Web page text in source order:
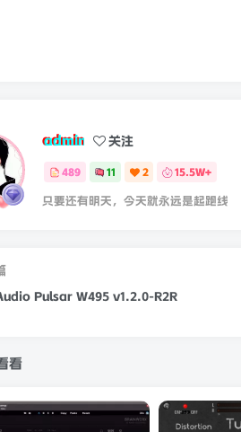
admin 关注
489 11 2 15.5W+
只要还有明天，今天就永远是起跑线
Pulsar W495 v1.2.0-R2R
看